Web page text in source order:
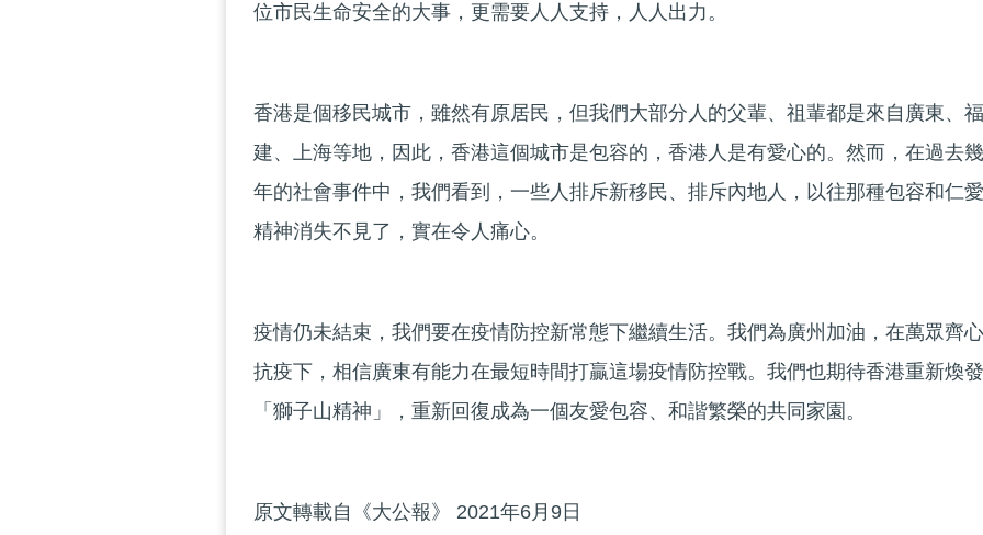
位市民生命安全的大事，更需要人人支持，人人出力。
香港是個移民城市，雖然有原居民，但我們大部分人的父輩、祖輩都是來自廣東、福
建、上海等地，因此，香港這個城市是包容的，香港人是有愛心的。然而，在過去幾
年的社會事件中，我們看到，一些人排斥新移民、排斥內地人，以往那種包容和仁愛
精神消失不見了，實在令人痛心。
疫情仍未結束，我們要在疫情防控新常態下繼續生活。我們為廣州加油，在萬眾齊心
抗疫下，相信廣東有能力在最短時間打贏這場疫情防控戰。我們也期待香港重新煥發
「獅子山精神」，重新回復成為一個友愛包容、和諧繁榮的共同家園。
原文轉載自《大公報》 2021年6月9日